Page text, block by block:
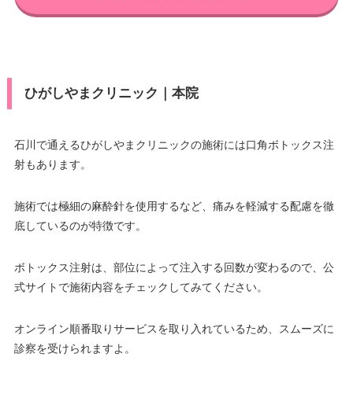
ひがしやまクリニック｜本院
石川で通えるひがしやまクリニックの施術には口角ボトックス注
射もあります。
施術では極細の麻酔針を使用するなど、痛みを軽減する配慮を徹
底しているのが特徴です。
ボトックス注射は、部位によって注入する回数が変わるので、公
式サイトで施術内容をチェックしてみてください。
オンライン順番取りサービスを取り入れているため、スムーズに
診察を受けられますよ。